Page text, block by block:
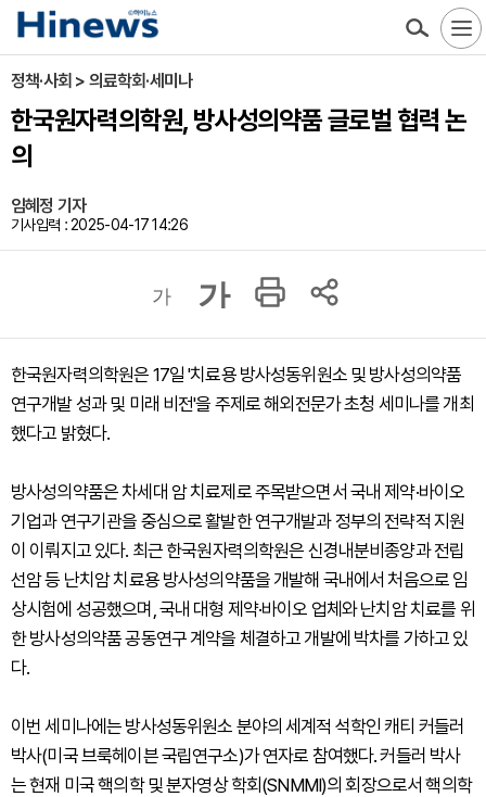
정책·사회 > 의료학회·세미나
한국원자력의학원, 방사성의약품 글로벌 협력 논
의
임혜정 기자
기사입력 : 2025-04-17 14:26
가 가
한국원자력의학원은 17일 '치료용 방사성동위원소 및 방사성의약품
연구개발 성과 및 미래 비전'을 주제로 해외전문가 초청 세미나를 개최
했다고 밝혔다.
방사성의약품은 차세대 암 치료제로 주목받으면서 국내 제약·바이오
기업과 연구기관을 중심으로 활발한 연구개발과 정부의 전략적 지원
이 이뤄지고 있다. 최근 한국원자력의학원은 신경내분비종양과 전립
선암 등 난치암 치료용 방사성의약품을 개발해 국내에서 처음으로 임
상시험에 성공했으며, 국내 대형 제약·바이오 업체와 난치암 치료를 위
한 방사성의약품 공동연구 계약을 체결하고 개발에 박차를 가하고 있
다.
이번 세미나에는 방사성동위원소 분야의 세계적 석학인 캐티 커들러
박사(미국 브룩헤이븐 국립연구소)가 연자로 참여했다. 커들러 박사
는 현재 미국 핵의학 및 분자영상 학회(SNMMI)의 회장으로서 핵의학